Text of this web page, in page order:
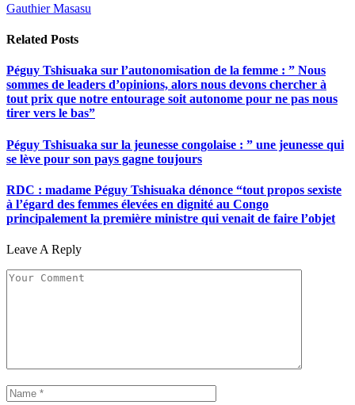
Gauthier Masasu
Related Posts
Péguy Tshisuaka sur l’autonomisation de la femme : ” Nous
sommes de leaders d’opinions, alors nous devons chercher à
tout prix que notre entourage soit autonome pour ne pas nous
tirer vers le bas”
Péguy Tshisuaka sur la jeunesse congolaise : ” une jeunesse qui
se lève pour son pays gagne toujours
RDC : madame Péguy Tshisuaka dénonce “tout propos sexiste
à l’égard des femmes élevées en dignité au Congo
principalement la première ministre qui venait de faire l’objet
Leave A Reply